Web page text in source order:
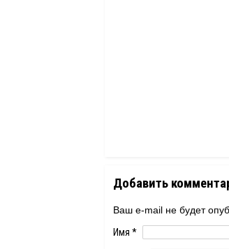
Добавить
Ваш e-mail не будет
Имя *